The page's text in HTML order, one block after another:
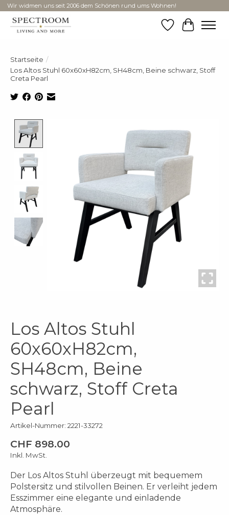
Wir widmen uns seit 2006 dem Schönen rund ums Wohnen!
Wunschzettel
Ihr
Startseite /
Los Altos Stuhl 60x60xH82cm, SH48cm, Beine schwarz, Stoff
Creta Pearl
Los Altos Stuhl
60x60xH82cm,
SH48cm, Beine
schwarz, Stoff Creta
Pearl
Artikel-Nummer: 2221-33272
CHF 898.00
Inkl. MwSt.
Der Los Altos Stuhl überzeugt mit bequemem
Polstersitz und stilvollen Beinen. Er verleiht jedem
Esszimmer eine elegante und einladende
Atmosphäre.